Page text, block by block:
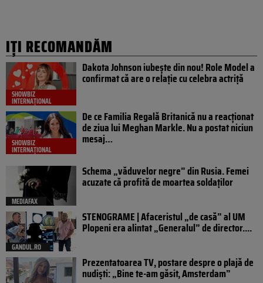
IȚI RECOMANDĂM
SHOWBIZ
INTERNAȚIONAL
Dakota Johnson iubește din nou! Role Model a
confirmat că are o relație cu celebra actriță
SHOWBIZ
INTERNAȚIONAL
De ce Familia Regală Britanică nu a reacționat
de ziua lui Meghan Markle. Nu a postat niciun
mesaj…
MEDIAFAX
Schema „văduvelor negre” din Rusia. Femei
acuzate că profită de moartea soldaților
GANDUL.RO
STENOGRAME | Afaceristul „de casă” al UM
Plopeni era alintat „Generalul” de director....
Prezentatoarea TV, postare despre o plajă de
nudiști: „Bine te-am găsit, Amsterdam”